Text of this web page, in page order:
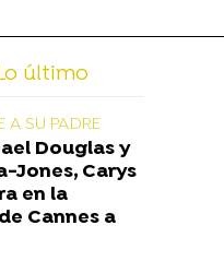
último
SU PADRE
Douglas y
Jones, Carys
en la
Cannes a